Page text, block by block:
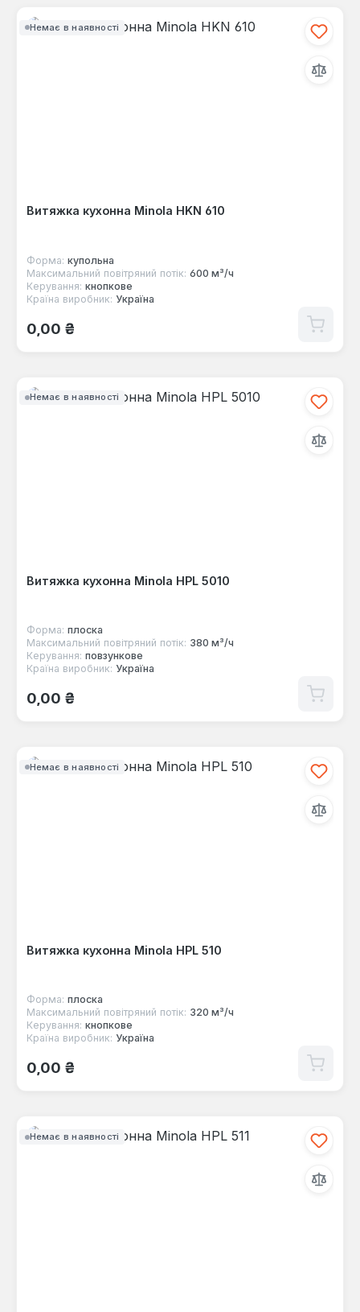
Немає в наявності
Витяжка кухонна Minola HKN 610
Форма: купольна
Максимальний повітряний потік: 600 м³/ч
Керування: кнопкове
Країна виробник: Україна
Звичайна ціна:
0,00 ₴
Немає в наявності
Витяжка кухонна Minola HPL 5010
Форма: плоска
Максимальний повітряний потік: 380 м³/ч
Керування: повзункове
Країна виробник: Україна
Звичайна ціна:
0,00 ₴
Немає в наявності
Витяжка кухонна Minola HPL 510
Форма: плоска
Максимальний повітряний потік: 320 м³/ч
Керування: кнопкове
Країна виробник: Україна
Звичайна ціна:
0,00 ₴
Немає в наявності